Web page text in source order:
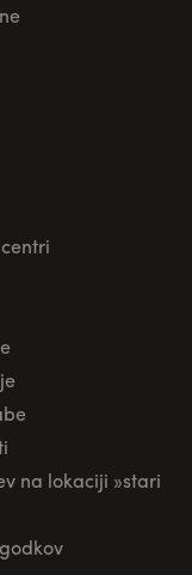
na lokaciji »stari